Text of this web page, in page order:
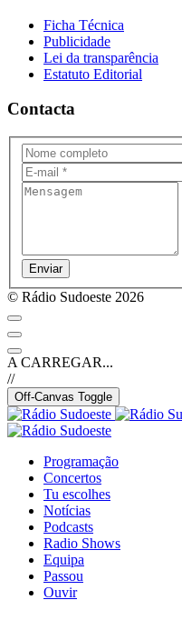
Ficha Técnica
Publicidade
Lei da transparência
Estatuto Editorial
Contacta
Enviar
© Rádio Sudoeste 2026
A CARREGAR...
//
Off-Canvas Toggle
Programação
Concertos
Tu escolhes
Notícias
Podcasts
Radio Shows
Equipa
Passou
Ouvir